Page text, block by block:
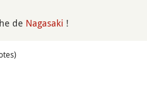
de Nagasaki !